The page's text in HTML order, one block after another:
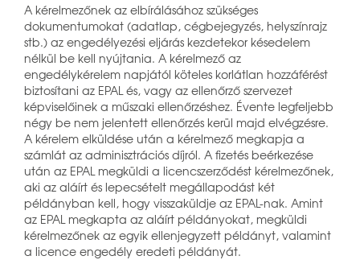
A kérelmezőnek az elbírálásához szükséges
dokumentumokat (adatlap, cégbejegyzés, helyszínrajz
stb.) az engedélyezési eljárás kezdetekor késedelem
nélkül be kell nyújtania. A kérelmező az
engedélykérelem napjától köteles korlátlan hozzáférést
biztosítani az EPAL és, vagy az ellenőrző szervezet
képviselőinek a műszaki ellenőrzéshez. Évente legfeljebb
négy be nem jelentett ellenőrzés kerül majd elvégzésre.
A kérelem elküldése után a kérelmező megkapja a
számlát az adminisztrációs díjról. A fizetés beérkezése
után az EPAL megküldi a licencszerződést kérelmezőnek,
aki az aláírt és lepecsételt megállapodást két
példányban kell, hogy visszaküldje az EPAL-nak. Amint
az EPAL megkapta az aláírt példányokat, megküldi
kérelmezőnek az egyik ellenjegyzett példányt, valamint
a licence engedély eredeti példányát.